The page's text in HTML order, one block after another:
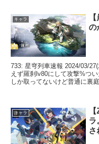
キャラ
の
733: 星穹列車速報 2024/03/
えず羅刹lv80にして攻撃%つ
しか取ってないけど普通に裏
キャラ
ラ
さ